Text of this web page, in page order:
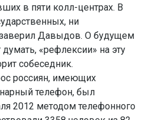
в пяти колл-центрах. В
ни
Давыдов. О будущем
«рефлексии» на эту
собеседник.
россиян, имеющих
телефон, был
2012 методом телефонного